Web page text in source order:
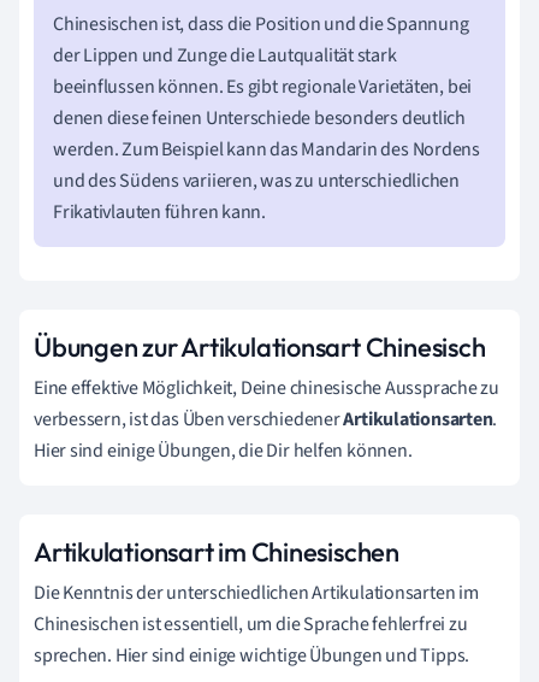
Chinesischen ist, dass die Position und die Spannung
der Lippen und Zunge die Lautqualität stark
beeinflussen können. Es gibt regionale Varietäten, bei
denen diese feinen Unterschiede besonders deutlich
werden. Zum Beispiel kann das Mandarin des Nordens
und des Südens variieren, was zu unterschiedlichen
Frikativlauten führen kann.
Übungen zur Artikulationsart Chinesisch
Eine effektive Möglichkeit, Deine chinesische Aussprache zu
verbessern, ist das Üben verschiedenerArtikulationsarten.
Hier sind einige Übungen, die Dir helfen können.
Artikulationsart im Chinesischen
Die Kenntnis der unterschiedlichen Artikulationsarten im
Chinesischen ist essentiell, um die Sprache fehlerfrei zu
sprechen. Hier sind einige wichtige Übungen und Tipps.